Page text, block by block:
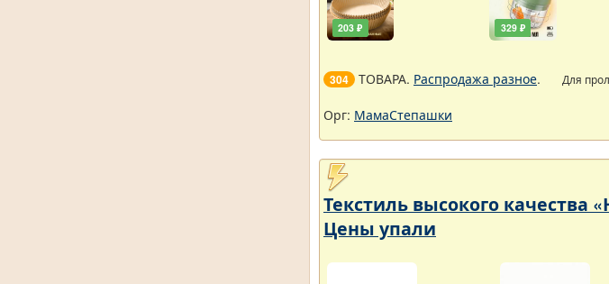
203 ₽ 329 ₽
304 ТОВАРА. Распродажа разное. Для
Орг: МамаСтепашки
Текстиль высокого качества
Цены упали